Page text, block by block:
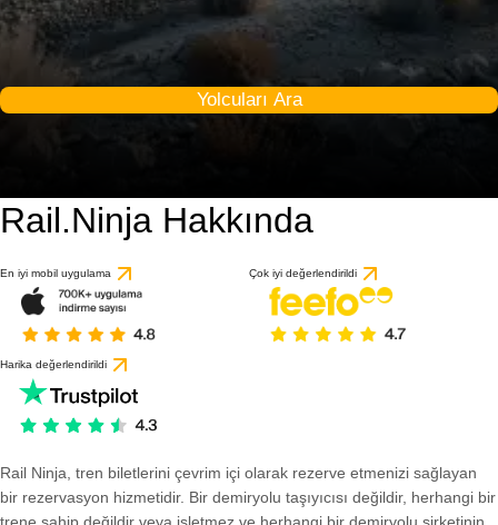
Yolcuları Ara
Rail.Ninja Hakkında
En iyi mobil uygulama Çok iyi değerlendirildi
Harika değerlendirildi
Rail Ninja, tren biletlerini çevrim içi olarak rezerve etmenizi sağlayan
bir rezervasyon hizmetidir. Bir demiryolu taşıyıcısı değildir, herhangi bir